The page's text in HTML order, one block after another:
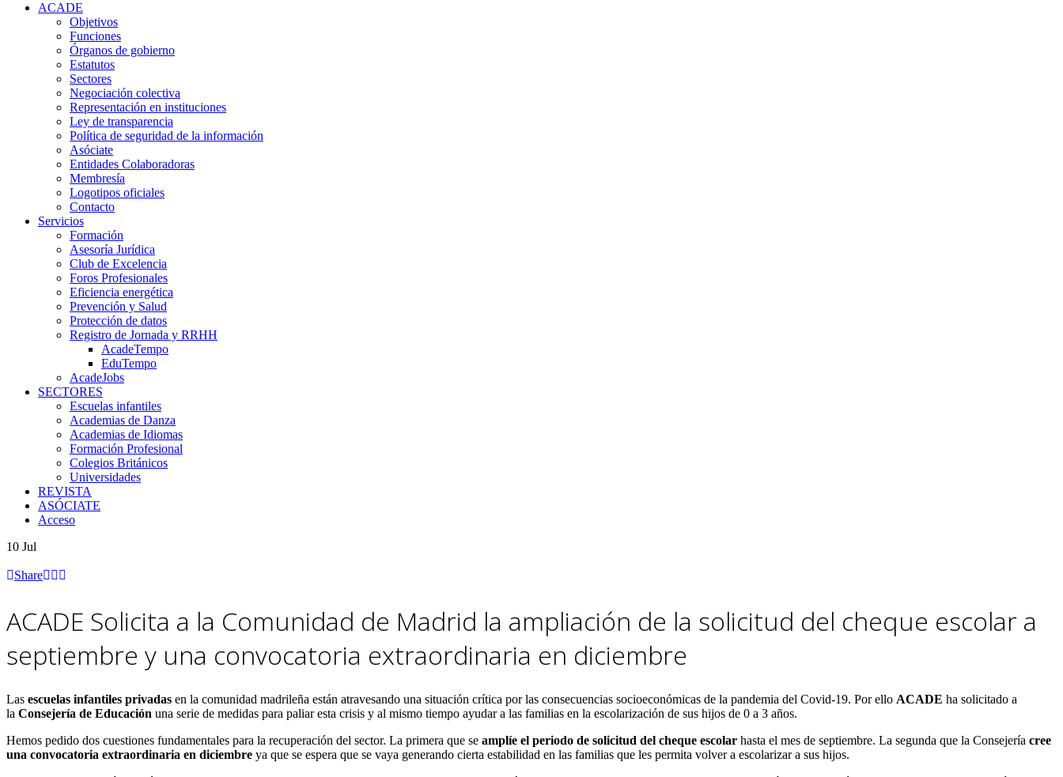
ACADE
Objetivos
Funciones
Órganos de gobierno
Estatutos
Sectores
Negociación colectiva
Representación en instituciones
Ley de transparencia
Política de seguridad de la información
Asóciate
Entidades Colaboradoras
Membresía
Logotipos oficiales
Contacto
Servicios
Formación
Asesoría Jurídica
Club de Excelencia
Foros Profesionales
Eficiencia energética
Prevención y Salud
Protección de datos
Registro de Jornada y RRHH
AcadeTempo
EduTempo
AcadeJobs
SECTORES
Escuelas infantiles
Academias de Danza
Academias de Idiomas
Formación Profesional
Colegios Británicos
Universidades
REVISTA
ASÓCIATE
Acceso
10 Jul
Share
ACADE Solicita a la Comunidad de Madrid la ampliación de la solicitud del cheque escolar a
septiembre y una convocatoria extraordinaria en diciembre
Las escuelas infantiles privadas en la comunidad madrileña están atravesando una situación crítica por las consecuencias socioeconómicas de la pandemia del Covid-19. Por ello ACADE ha solicitado a
la Consejería de Educación una serie de medidas para paliar esta crisis y al mismo tiempo ayudar a las familias en la escolarización de sus hijos de 0 a 3 años.
Hemos pedido dos cuestiones fundamentales para la recuperación del sector. La primera que se amplíe el periodo de solicitud del cheque escolar hasta el mes de septiembre. La segunda que la Consejería cree
una convocatoria extraordinaria en diciembre ya que se espera que se vaya generando cierta estabilidad en las familias que les permita volver a escolarizar a sus hijos.